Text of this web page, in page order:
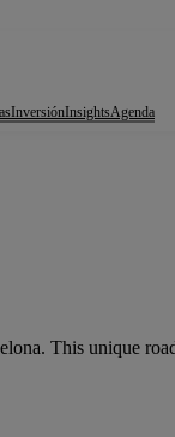
InversiónInsightsAgenda
This unique